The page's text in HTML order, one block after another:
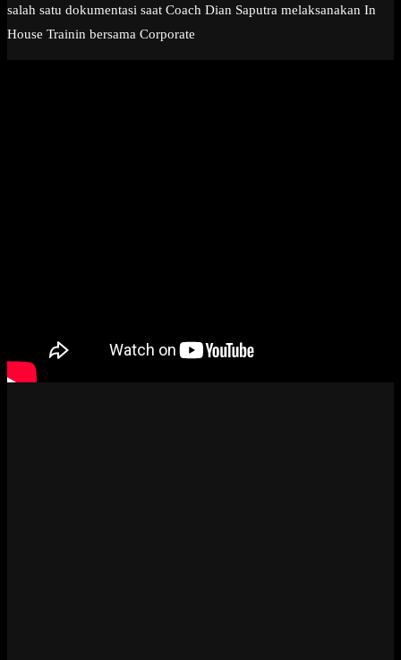
salah satu dokumentasi saat Coach Dian Saputra melaksanakan In
House Trainin bersama Corporate